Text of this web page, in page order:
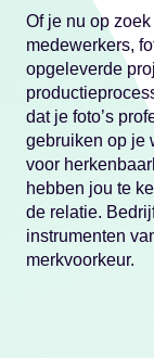
Of je nu op
medewerkers,
opgeleverde
dat je foto’s
gebruiken op je
voor
hebben jou te
de relatie.
instrumenten
merkvoorkeur.